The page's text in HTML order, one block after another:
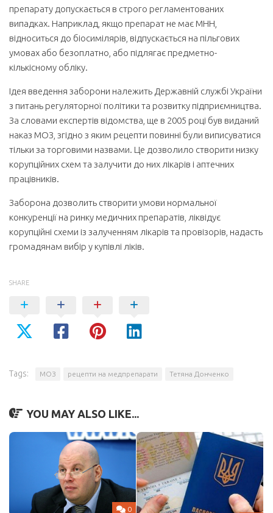
препарату допускається в строго регламентованих
випадках. Наприклад, якщо препарат не має МНН,
відноситься до біосимілярів, відпускається на пільгових
умовах або безоплатно, або підлягає предметно-
кількісному обліку.
Ідея введення заборони належить Державній службі України
з питань регуляторної політики та розвитку підприємництва.
За словами експертів відомства, ще в 2005 році був виданий
наказ МОЗ, згідно з яким рецепти повинні були виписуватися
тільки за торговими назвами. Це дозволило створити низку
корупційних схем та залучити до них лікарів і аптечних
працівників.
Заборона дозволить створити умови нормальної
конкуренції на ринку медичних препаратів, ліквідує
корупційні схеми із залученням лікарів та провізорів, надасть
громадянам вибір у купівлі ліків.
SHARE
Tags: МОЗ рецепти на медпрепарати Тетяна Донченко
YOU MAY ALSO LIKE...
0